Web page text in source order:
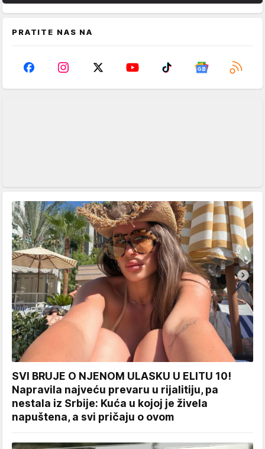
PRATITE NAS NA
SVI BRUJE O NJENOM ULASKU U ELITU 10!
Napravila najveću prevaru u rijalitiju, pa
nestala iz Srbije: Kuća u kojoj je živela
napuštena, a svi pričaju o ovom